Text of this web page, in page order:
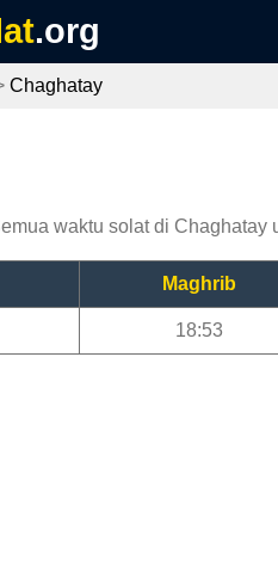
.org
Chaghatay
waktu solat di Chaghatay
Maghrib
18:53